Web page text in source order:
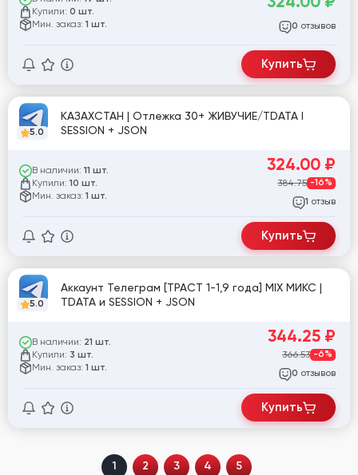
Купили: 0 шт.
Мин. заказ: 1 шт. 0 отзывов
Купить
5.0
КАЗАХСТАН | Отлежка 30+ ЖИВУЧИЕ/TDATA I
SESSION + JSON
В наличии: 11 шт.
Купили: 10 шт.
Мин. заказ: 1 шт.
324.00 ₽
384.75 -16%
1 отзыв
Купить
5.0
Аккаунт Телеграм [ТРАСТ 1-1,9 года] MIX МИКС |
TDATA и SESSION + JSON
В наличии: 21 шт.
Купили: 3 шт.
Мин. заказ: 1 шт.
344.25 ₽
366.53 -6%
0 отзывов
Купить
1 2 3 4 5